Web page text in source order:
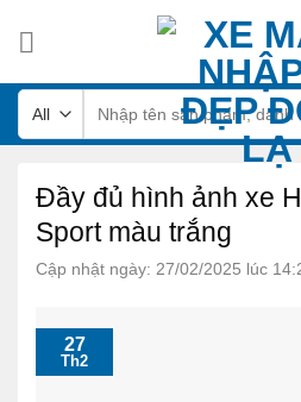
kiếm:
Đầy đủ hình ảnh xe
Sport màu trắng
Cập nhật ngày: 27/02/2025 lúc
27
Th2